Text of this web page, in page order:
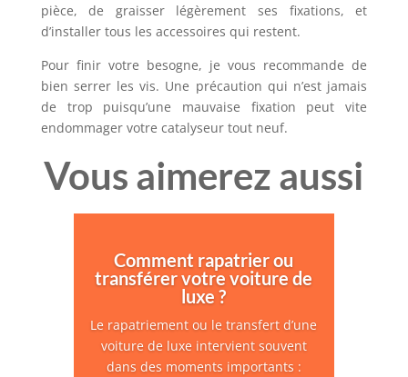
pièce, de graisser légèrement ses fixations, et
d’installer tous les accessoires qui restent.
Pour finir votre besogne, je vous recommande de
bien serrer les vis. Une précaution qui n’est jamais
de trop puisqu’une mauvaise fixation peut vite
endommager votre catalyseur tout neuf.
Vous aimerez aussi
Comment rapatrier ou
transférer votre voiture de
luxe ?
Le rapatriement ou le transfert d’une
voiture de luxe intervient souvent
dans des moments importants :